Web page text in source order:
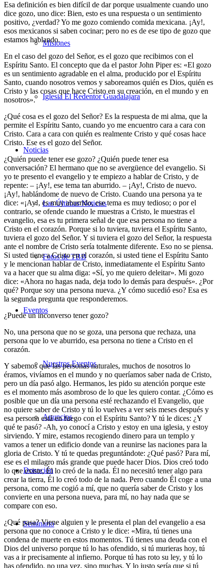
Misiones
Iglesia El Redentor Guadalajara
Noticias
Las Últimas Noticias
Fotos de TBB
Eventos
Nuestros Eventos
Anuncios
Donación
Seminario
Esa definición es bien difícil de dar porque usualmente cuando uno
dice gozo, uno dice: Bien, esto es una respuesta o un sentimiento
positivo, ¿verdad? Yo me gozo comiendo comida mexicana. ¡Ay!,
esos mexicanos si saben cocinar; pero no es de ese tipo de gozo que
estamos hablando.
En el caso del gozo del Señor, es el gozo que recibimos con el
Espíritu Santo. El concepto que da el pastor John Piper es: «El gozo
es un sentimiento agradable en el alma, producido por el Espíritu
Santo, cuando nosotros vemos y saboreamos quién es Dios, quién es
Cristo y las cosas que hace Cristo en su creación, en el mundo y en
nosotros».
¿Qué cosa es el gozo del Señor? Es la respuesta de mi alma, que la
permite el Espíritu Santo, cuando yo me encuentro cara a cara con
Cristo. Cara a cara con quién es realmente Cristo y qué cosas hace
Cristo. Ese es el gozo del Señor.
¿Quién puede tener ese gozo? ¿Quién puede tener esa
conversación? El hermano que no se avergüence del evangelio. Si
yo te presento el evangelio y te empiezo a hablar de Cristo, y de
repente: – ¡Ay!, ese tema tan aburrido. – ¡Ay!, Cristo de nuevo.
¡Ay!, hablándome de nuevo de Cristo. Cuando una persona ya te
dice: «¡Ay!, es muy aburrido, ese tema es muy tedioso; o por el
contrario, se ofende cuando le muestras a Cristo, le muestras el
evangelio, esa es tu primera señal de que esa persona no tiene a
Cristo en el corazón. Porque si lo tuviera, tuviera el Espíritu Santo,
tuviera el gozo del Señor. Y si tuviera el gozo del Señor, la respuesta
ante el nombre de Cristo sería totalmente diferente. Eso no se piensa.
Si usted tiene a Cristo en el corazón, si usted tiene el Espíritu Santo
y le mencionan hablar de Cristo, inmediatamente el Espíritu Santo
va a hacer que su alma diga: «Sí, yo me quiero deleitar». Mi gozo
dice: «Ahora no hagas nada, deja todo lo demás para después». ¿Por
qué? Porque soy una persona nueva. ¿Y cómo sucedió eso? Esa es
la segunda pregunta que responderemos.
¿Puede un inconverso tener gozo?
No, una persona que no se goza, una persona que rechaza, una
persona que lo ve aburrido, esa persona no tiene a Cristo en el
corazón.
Y sabemos que las personas naturales, muchos de nosotros lo
éramos, vivíamos en el mundo y no queríamos saber nada de Cristo,
pero un día pasó algo. Hermanos, les pido su atención porque este
es el momento más asombroso de lo que les quiero contar. ¿Cómo es
posible que un día una persona esté rechazando el Evangelio, que
no quiere saber de Cristo y tú lo vuelves a ver seis meses después y
esa persona está en fuego con el Espíritu Santo? Y tú le dices: ¿Y
qué te pasó? -Ah, yo conocí a Cristo y estoy en una iglesia, y estoy
sirviendo. Y mire, estamos recogiendo dinero para un templo y
vamos a tener un edificio donde van a reunirse las naciones para la
gloria de Cristo. Y tú te quedas preguntándote: ¿Qué pasó? Para mí,
ese es el milagro más grande que puede hacer Dios. Dios creó todo
lo que existe, Él lo creó de la nada. Él no necesitó tener algo para
crear la tierra, Él lo creó todo de la nada. Pero cuando Él coge a una
persona, como me cogió a mí, que no quería saber de Cristo y los
convierte en una persona nueva, para mí, no hay nada que se
compare con eso.
¿Qué pasa? Viene alguien y le presenta el plan del evangelio a esa
persona que no conoce a Cristo y le dice: «Mira, tú tienes una
condena de muerte en estos momentos. Tú tienes una deuda con el
Dios del universo porque tú lo has ofendido, si tú murieras hoy, tú
vas a ir precisamente al infierno. Porque tú has roto su ley, y tú lo
has ofendido, no una vez, sino muchas. Y lo justo sería que si tú